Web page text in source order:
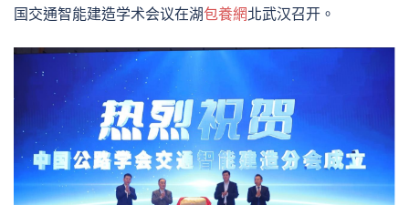
国交通智能建造学术会议在湖包養網北武汉召开。